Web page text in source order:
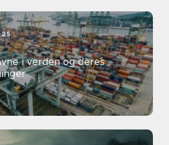
i verden og deres